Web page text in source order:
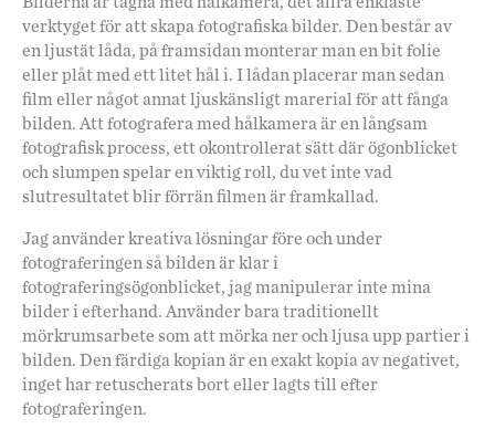
verktyget för att skapa fotografiska bilder. Den består av
en ljustät låda, på framsidan monterar man en bit folie
eller plåt med ett litet hål i. I lådan placerar man sedan
film eller något annat ljuskänsligt marerial för att fånga
bilden. Att fotografera med hålkamera är en långsam
fotografisk process, ett okontrollerat sätt där ögonblicket
och slumpen spelar en viktig roll, du vet inte vad
slutresultatet blir förrän filmen är framkallad.
Jag använder kreativa lösningar före och under
fotograferingen så bilden är klar i
fotograferingsögonblicket, jag manipulerar inte mina
bilder i efterhand. Använder bara traditionellt
mörkrumsarbete som att mörka ner och ljusa upp partier i
bilden. Den färdiga kopian är en exakt kopia av negativet,
inget har retuscherats bort eller lagts till efter
fotograferingen.